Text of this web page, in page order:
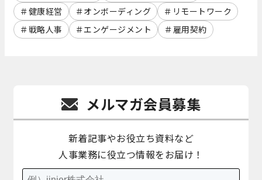
健康経営
オンボーディング
リモートワーク
戦略人事
エンゲージメント 雇用契約
メルマガ会員募集
新着記事やお役立ち資料など
人事業務に役立つ情報をお届け！